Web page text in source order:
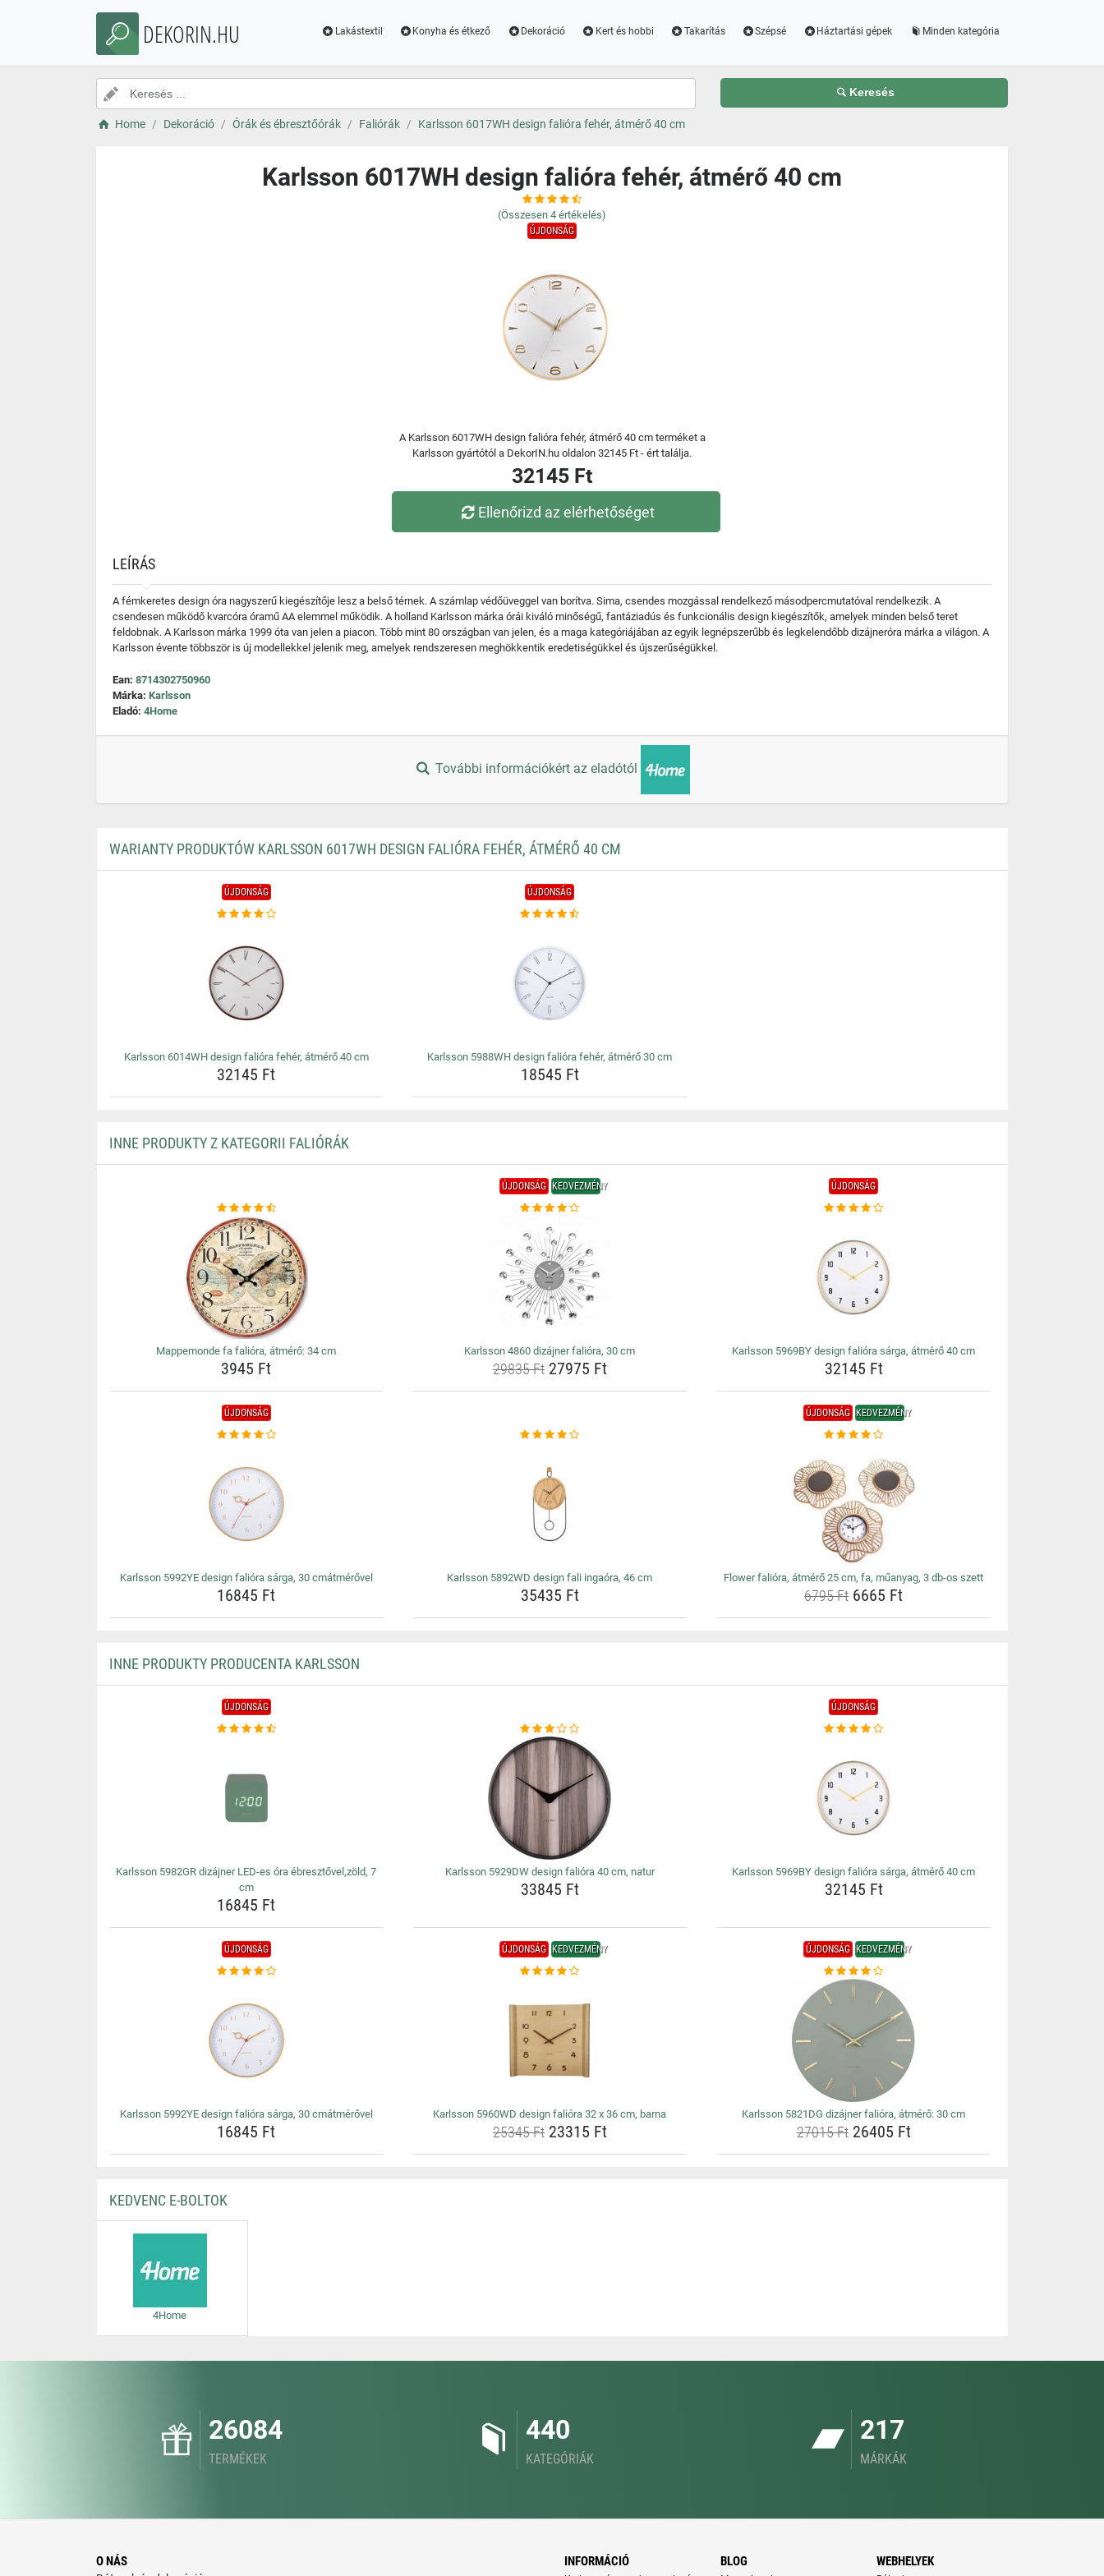
DEKORIN.HU Lakástextil Konyha és étkező Dekoráció Kert és hobbi Takarítás Szépsé Háztartási gépek Minden kategória
Keresés
Home Dekoráció Órák és ébresztőórák Faliórák Karlsson 6017WH design falióra fehér, átmérő 40 cm
Karlsson 6017WH design falióra fehér, átmérő 40 cm
(Összesen 4 értékelés)
ÚJDONSÁG
A Karlsson 6017WH design falióra fehér, átmérő 40 cm terméket a
Karlsson gyártótól a DekorIN.hu oldalon 32145 Ft - ért találja.
32145 Ft
Ellenőrizd az elérhetőséget
LEÍRÁS
A fémkeretes design óra nagyszerű kiegészítője lesz a belső térnek. A számlap védőüveggel van borítva. Sima, csendes mozgással rendelkező másodpercmutatóval rendelkezik. A
csendesen működő kvarcóra óramű AA elemmel működik. A holland Karlsson márka órái kiváló minőségű, fantáziadús és funkcionális design kiegészítők, amelyek minden belső teret
feldobnak. A Karlsson márka 1999 óta van jelen a piacon. Több mint 80 országban van jelen, és a maga kategóriájában az egyik legnépszerűbb és legkelendőbb dizájneróra márka a világon. A
Karlsson évente többször is új modellekkel jelenik meg, amelyek rendszeresen meghökkentik eredetiségükkel és újszerűségükkel.
Ean: 8714302750960
Márka: Karlsson
Eladó: 4Home
További információkért az eladótól
WARIANTY PRODUKTÓW KARLSSON 6017WH DESIGN FALIÓRA FEHÉR, ÁTMÉRŐ 40 CM
ÚJDONSÁG
Karlsson 6014WH design falióra fehér, átmérő 40 cm
32145 Ft
ÚJDONSÁG
Karlsson 5988WH design falióra fehér, átmérő 30 cm
18545 Ft
INNE PRODUKTY Z KATEGORII FALIÓRÁK
Mappemonde fa falióra, átmérő: 34 cm
3945 Ft
ÚJDONSÁG KEDVEZMÉNY
Karlsson 4860 dizájner falióra, 30 cm
29835 Ft27975 Ft
ÚJDONSÁG
Karlsson 5969BY design falióra sárga, átmérő 40 cm
32145 Ft
ÚJDONSÁG
Karlsson 5992YE design falióra sárga, 30 cmátmérővel
16845 Ft
Karlsson 5892WD design fali ingaóra, 46 cm
35435 Ft
ÚJDONSÁG KEDVEZMÉNY
Flower falióra, átmérő 25 cm, fa, műanyag, 3 db-os szett
6795 Ft 6665 Ft
INNE PRODUKTY PRODUCENTA KARLSSON
ÚJDONSÁG
Karlsson 5982GR dizájner LED-es óra ébresztővel,zöld, 7
cm
16845 Ft
Karlsson 5929DW design falióra 40 cm, natur
33845 Ft
ÚJDONSÁG
Karlsson 5969BY design falióra sárga, átmérő 40 cm
32145 Ft
ÚJDONSÁG
Karlsson 5992YE design falióra sárga, 30 cmátmérővel
16845 Ft
ÚJDONSÁG KEDVEZMÉNY
Karlsson 5960WD design falióra 32 x 36 cm, barna
25345 Ft23315 Ft
ÚJDONSÁG KEDVEZMÉNY
Karlsson 5821DG dizájner falióra, átmérő: 30 cm
27015 Ft26405 Ft
KEDVENC E-BOLTOK
4Home
26084
TERMÉKEK
440
KATEGÓRIÁK
217
MÁRKÁK
O NÁS INFORMÁCIÓ BLOG WEBHELYEK